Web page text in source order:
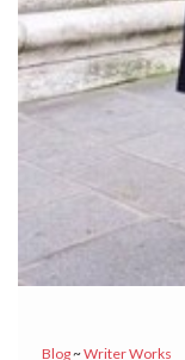
Blog~Writer Works